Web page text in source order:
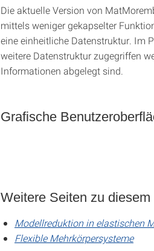
Die aktuelle Version von
mittels weniger gekapselter
eine einheitliche Datenstruktur. Im
weitere Datenstruktur zugegriffen
Informationen abgelegt sind.
Grafische
Weitere Seiten zu diesem
Modellreduktion in elastischen
Flexible Mehrkörpersysteme